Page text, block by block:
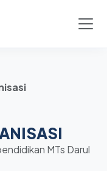
MTs Darul